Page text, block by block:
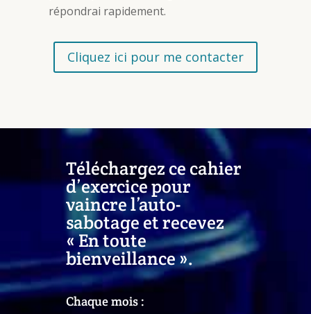
répondrai rapidement.
Cliquez ici pour me contacter
Téléchargez ce cahier
d’exercice pour
vaincre l’auto-
sabotage et recevez
« En toute
bienveillance ».
Chaque mois :